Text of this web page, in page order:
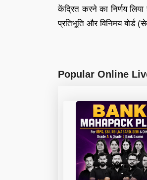
केंद्रित करने का निर्णय
प्रतिभूति और विनिमय बोर्ड
Popular Online